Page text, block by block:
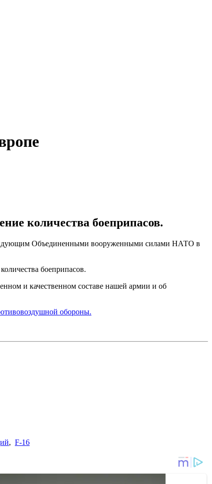
количества боеприпасов.
Объединенными вооруженными силами НАТО в
боеприпасов.
и качественном составе нашей армии и об
обороны.
, F-16